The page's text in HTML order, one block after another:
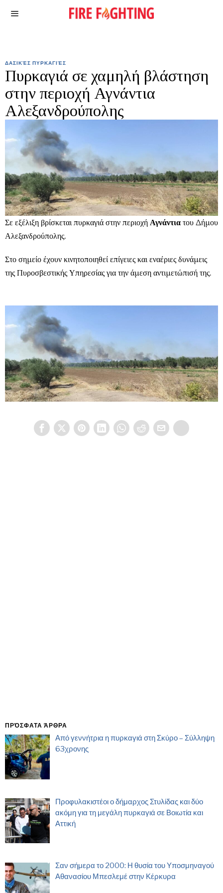
ΔΑΣΙΚΈΣ ΠΥΡΚΑΓΙΈΣ
Πυρκαγιά σε χαμηλή βλάστηση
στην περιοχή Αγνάντια
Αλεξανδρούπολης
Σε εξέλιξη βρίσκεται πυρκαγιά στην περιοχή Αγνάντια του Δήμου
Αλεξανδρούπολης.
Στο σημείο έχουν κινητοποιηθεί επίγειες και εναέριες δυνάμεις
της Πυροσβεστικής Υπηρεσίας για την άμεση αντιμετώπισή της.
ΠΡΌΣΦΑΤΑ ΆΡΘΡΑ
Από γεννήτρια η πυρκαγιά στη Σκύρο – Σύλληψη
63χρονης
Προφυλακιστέοι ο δήμαρχος Στυλίδας και δύο
ακόμη για τη μεγάλη πυρκαγιά σε Βοιωτία και
Αττική
Σαν σήμερα το 2000: Η θυσία του Υποσμηναγού
Αθανασίου Μπεσλεμέ στην Κέρκυρα